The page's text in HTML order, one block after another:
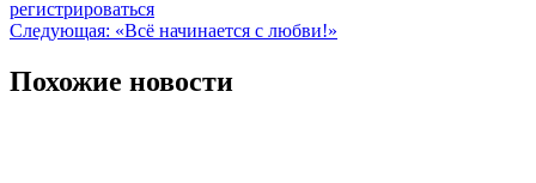
по
регистрироваться
Следующая: «Всё начинается с любви!»
Похожие новости